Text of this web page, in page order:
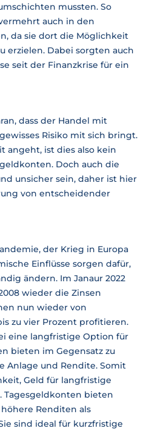
mussten. So
auch in den
da sie dort die Möglichkeit
erzielen. Dabei sorgten auch
seit der Finanzkrise für ein
dass der Handel mit
Risiko mit sich bringt.
angeht, ist dies also kein
Doch auch die
unsicher sein, daher ist hier
von entscheidender
der Krieg in Europa
Einflüsse sorgen dafür,
ändern. Im Janaur 2022
wieder die Zinsen
nun wieder von
zu vier Prozent profitieren.
eine langfristige Option für
bieten im Gegensatz zu
Anlage und Rendite. Somit
Geld für langfristige
Tagesgeldkonten bieten
Renditen als
sind ideal für kurzfristige